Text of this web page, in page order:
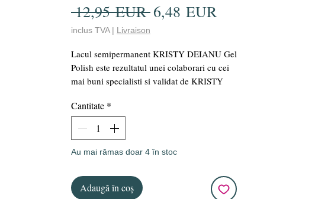
12,95 EUR Preț
normal
6,48 EUR
inclus TVA| Livraison
Lacul semipermanent KRISTY DEIANU Gel
Polish este rezultatul unei colaborari cu cei
mai buni specialisti si validat de KRISTY
manichiură perfectă datorită capacității sale
mari de acoperire și ușurinței în aplicare. Cu
o sticlă de 15 ml, acest lac oferă un raport
calitate-preț imbatabil!!! În plus, ținerea sa
asigură o manichiură impecabilă pentru o
perioadă lungă de timp.
Cantitate *
Au mai rămas doar 4 în stoc
Adaugă în coș